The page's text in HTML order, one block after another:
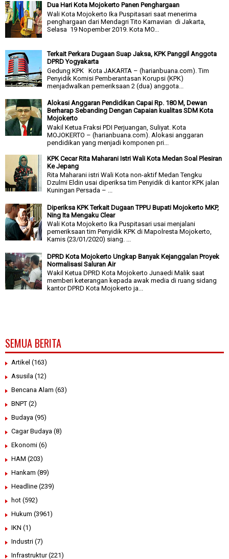
Dua Hari Kota Mojokerto Panen Penghargaan
Wali Kota Mojokerto Ika Puspitasari saat menerima
penghargaan dari Mendagri Tito Karnavian di Jakarta,
Selasa 19 Nopember 2019. Kota MO...
Terkait Perkara Dugaan Suap Jaksa, KPK Panggil Anggota
DPRD Yogyakarta
Gedung KPK Kota JAKARTA – (harianbuana.com). Tim
Penyidik Komisi Pemberantasan Korupsi (KPK)
menjadwalkan pemeriksaan 2 (dua) anggota...
Alokasi Anggaran Pendidikan Capai Rp. 180 M, Dewan
Berharap Sebanding Dengan Capaian kualitas SDM Kota
Mojokerto
Wakil Ketua Fraksi PDI Perjuangan, Suliyat. Kota
MOJOKERTO – (harianbuana.com). Alokasi anggaran
pendidikan yang menjadi komponen pri...
KPK Cecar Rita Maharani Istri Wali Kota Medan Soal Plesiran
Ke Jepang
Rita Maharani istri Wali Kota non-aktif Medan Tengku
Dzulmi Eldin usai diperiksa tim Penyidik di kantor KPK jalan
Kuningan Persada – ...
Diperiksa KPK Terkait Dugaan TPPU Bupati Mojokerto MKP,
Ning Ita Mengaku Clear
Wali Kota Mojokerto Ika Puspitasari usai menjalani
pemeriksaan tim Penyidik KPK di Mapolresta Mojokerto,
Kamis (23/01/2020) siang. ...
DPRD Kota Mojokerto Ungkap Banyak Kejanggalan Proyek
Normalisasi Saluran Air
Wakil Ketua DPRD Kota Mojokerto Junaedi Malik saat
memberi keterangan kepada awak media di ruang sidang
kantor DPRD Kota Mojokerto ja...
SEMUA BERITA
Artikel (163)
Asusila (12)
Bencana Alam (63)
BNPT (2)
Budaya (95)
Cagar Budaya (8)
Ekonomi (6)
HAM (203)
Hankam (89)
Headline (239)
hot (592)
Hukum (3961)
IKN (1)
Industri (7)
Infrastruktur (221)